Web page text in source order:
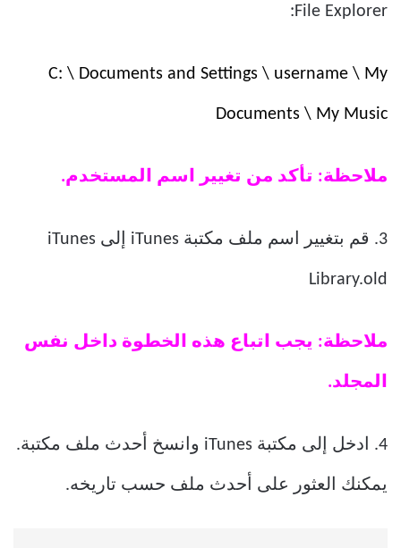
File Explorer:
C: \ Documents and Settings \ username \ My
Documents \ My Music
ملاحظة: تأكد من تغيير اسم المستخدم.
3. قم بتغيير اسم ملف مكتبة iTunes إلى iTunes
Library.old
ملاحظة: يجب اتباع هذه الخطوة داخل نفس
المجلد.
4. ادخل إلى مكتبة iTunes وانسخ أحدث ملف مكتبة.
يمكنك العثور على أحدث ملف حسب تاريخه.